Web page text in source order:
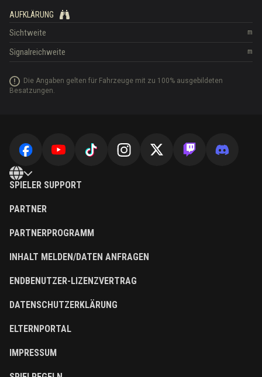
AUFKLÄRUNG
m
Sichtweite
m
Signalreichweite
Die Angaben gelten für Fahrzeuge mit zu 100% ausgebildeten
Besatzungen.
SPIELER SUPPORT
PARTNER
PARTNERPROGRAMM
INHALT MELDEN/DATEN ANFRAGEN
ENDBENUTZER-LIZENZVERTRAG
DATENSCHUTZERKLÄRUNG
ELTERNPORTAL
IMPRESSUM